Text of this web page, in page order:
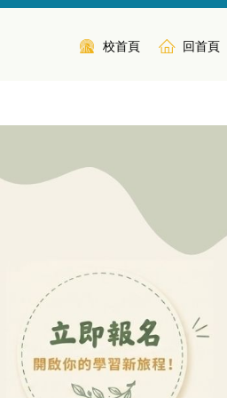
校首頁 回首頁